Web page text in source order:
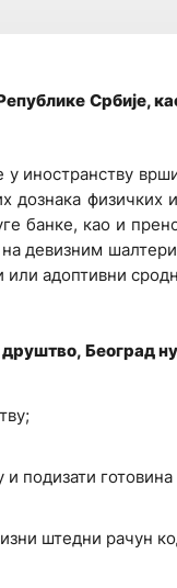
Србије,
у иностранству
дознака физичких
банке, као и
на девизним
или адоптивни
Београд
подизати готовина
штедни рачун